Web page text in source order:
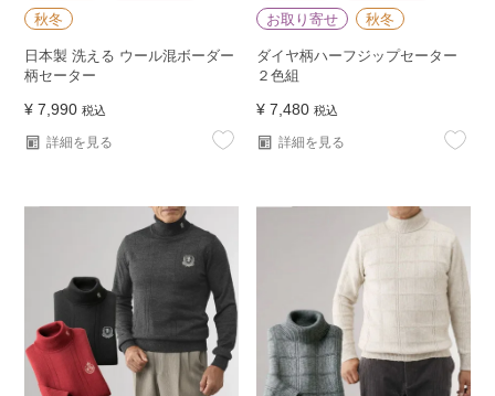
秋冬
日本製 洗える ウール混ボーダー
柄セーター
¥ 7,990 税込
詳細を見る
お取り寄せ
秋冬
ダイヤ柄ハーフジップセーター
２色組
¥ 7,480 税込
詳細を見る